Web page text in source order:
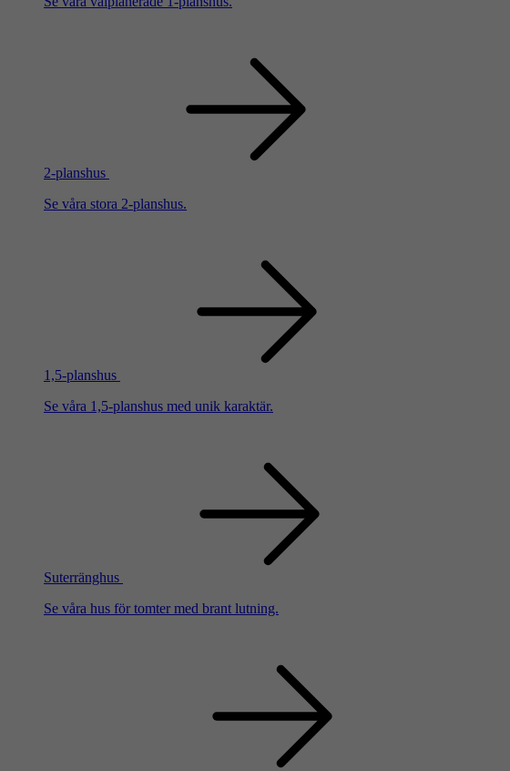
2-planshus
Se våra stora 2-planshus.
1,5-planshus
Se våra 1,5-planshus med unik karaktär.
Suterränghus
Se våra hus för tomter med brant lutning.